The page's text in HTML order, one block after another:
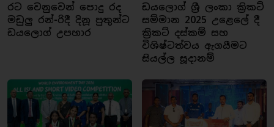
රට වෙනුවෙන් පොදු රද
මඩුලු රන්-රිදී දිනූ පුතුන්ට
ඩයලොග් උපහාර
ඩයලොග් ශ්‍රී ලංකා ක්‍රිකට්
සම්මාන 2025 උළෙලේ දී
ක්‍රිකට් දස්කම් සහ
විශිෂ්ටත්වය ඇගයීමට
සියල්ල සූදානම්